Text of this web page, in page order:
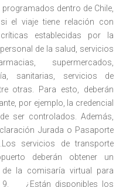
dentro de Chile,
el viaje tiene relación con
establecidas por la
de la salud, servicios
supermercados,
sanitarias, servicios de
otras. Para esto, deberán
por ejemplo, la credencial
ser controlados. Además,
Jurada o Pasaporte
servicios de transporte
deberán obtener un
la comisaría virtual para
9. ¿Están disponibles los